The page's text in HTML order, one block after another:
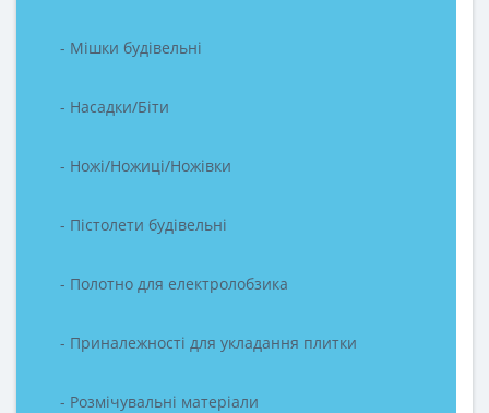
- Мішки будівельні
- Насадки/Біти
- Ножі/Ножиці/Ножівки
- Пістолети будівельні
- Полотно для електролобзика
- Приналежності для укладання плитки
- Розмічувальні матеріали